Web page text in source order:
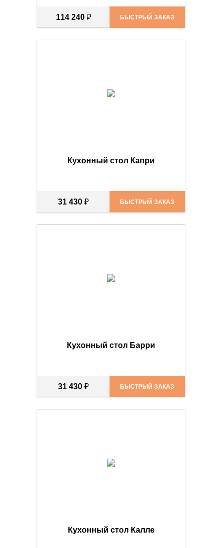
114 240 ₽ БЫСТРЫЙ ЗАКАЗ
Кухонный стол Капри
31 430 ₽ БЫСТРЫЙ ЗАКАЗ
Кухонный стол Барри
31 430 ₽ БЫСТРЫЙ ЗАКАЗ
Кухонный стол Калле